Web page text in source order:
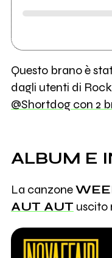
Questo brano è
dagli utenti di
@Shortdog con 2
ALBUM E
La canzone
AUT AUT uscito